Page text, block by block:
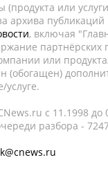
или
архива
, включая
партнёрских
или
(обогащен)
c 11.1998 до
разбора -